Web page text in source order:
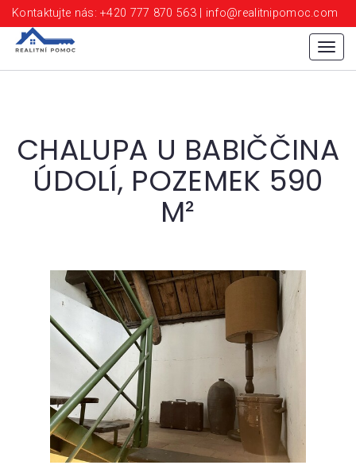
Kontaktujte nás: +420 777 870 563 | info@realitnipomoc.com
Menu
CHALUPA U BABIČČINA
ÚDOLÍ, POZEMEK 590
M²